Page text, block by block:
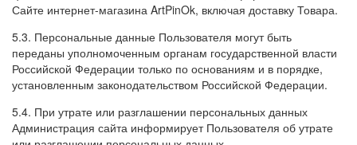
Сайте интернет-магазина ArtPinOk, включая доставку Товара.
5.3. Персональные данные Пользователя могут быть
переданы уполномоченным органам государственной власти
Российской Федерации только по основаниям и в порядке,
установленным законодательством Российской Федерации.
5.4. При утрате или разглашении персональных данных
Администрация сайта информирует Пользователя об утрате